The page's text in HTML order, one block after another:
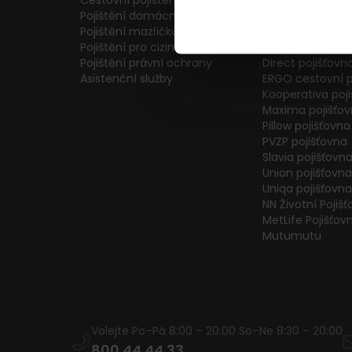
Pojištění domácnosti
Pojištění mazlíčků
Pojištění pro cizince
Pojištění právní ochrany
Asistenční služby
Direct
ERGO cestovní
Kooperativa
Maxima
Pillow pojišťovna
PVZP pojišťovna
Slavia pojišťovna
Union pojišťovna
Uniqa pojišťovna
NN Životní
MetLife
Mutumutu
Volejte Po–Pá 8:00 – 20:00 So–Ne 8:30 – 20:00